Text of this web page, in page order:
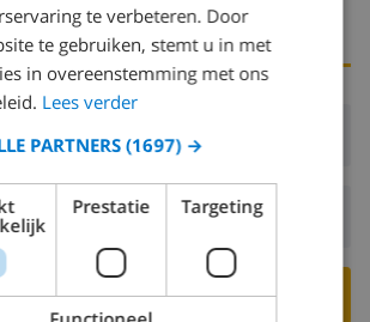
Vanaf 16:00 voor 20:00
Vertrek:Voor: 10:00
BOEK DEZE VILLA ›
te verbeteren. Door
te gebruiken, stemt u in met
in overeenstemming met ons
Lees verder
PARTNERS(1697) →
Prestatie Targeting